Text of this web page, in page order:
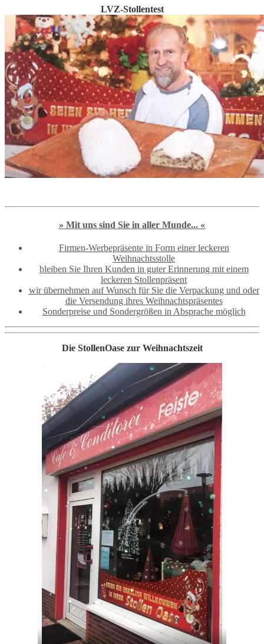
LVZ-Stollentest
» Mit uns sind Sie in aller Munde... «
Firmen-Werbepräsente in Form einer leckeren
Weihnachtsstolle
bleiben Sie Ihren Kunden in guter Erinnerung mit einem
leckeren Stollenpräsent
wir übernehmen auf Wunsch für Sie die Verpackung und oder
die Versendung ihres Weihnachtspräsentes
Sonderpreise und Sondergrößen in Absprache möglich
Die StollenOase zur Weihnachtszeit